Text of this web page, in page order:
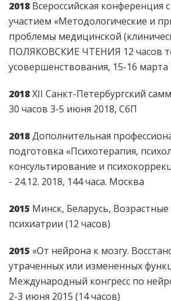
2018 Всероссийская
участием «Методологические и
проблемы медицинской
ПОЛЯКОВСКИЕ ЧТЕНИЯ 12 часов
усовершенствования, 15-16 марта
2018ХII Санкт-Петербургский
30 часов 3-5 июня 2018, СбП
2018Дополнительная
подготовка «Психотерапия,
консультирование и
- 24.12. 2018, 144 часа. Москва
2015 Минск, Беларусь, Возрастные
психиатрии (12 часов)
2015 «От нейрона к мозгу.
утраченных или измененных
Международный конгресс по
2-3 июня 2015 (14 часов)